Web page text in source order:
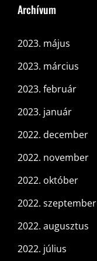
Archívum
2023. május
2023. március
2023. február
2023. január
2022. december
2022. november
2022. október
2022. szeptember
2022. augusztus
2022. július